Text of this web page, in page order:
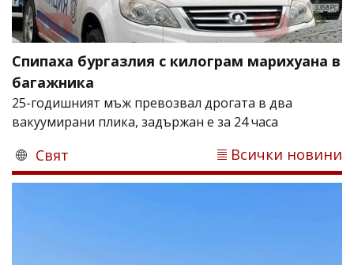
Спипаха бургазлия с килограм марихуана в
багажника
25-годишният мъж превозвал дрогата в два
вакуумирани плика, задържан е за 24 часа
Свят Всички новини